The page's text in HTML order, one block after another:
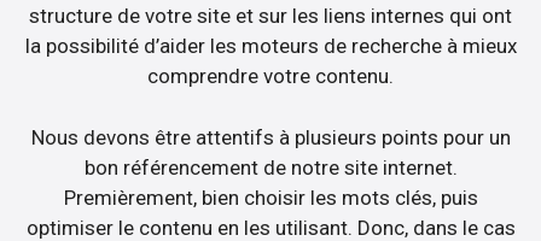
structure de votre site et sur les liens internes qui ont
la possibilité d’aider les moteurs de recherche à mieux
comprendre votre contenu.
Nous devons être attentifs à plusieurs points pour un
bon référencement de notre site internet.
Premièrement, bien choisir les mots clés, puis
optimiser le contenu en les utilisant. Donc, dans le cas